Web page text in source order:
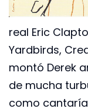
real Eric
Yardbirds,
montó Derek
de mucha
como